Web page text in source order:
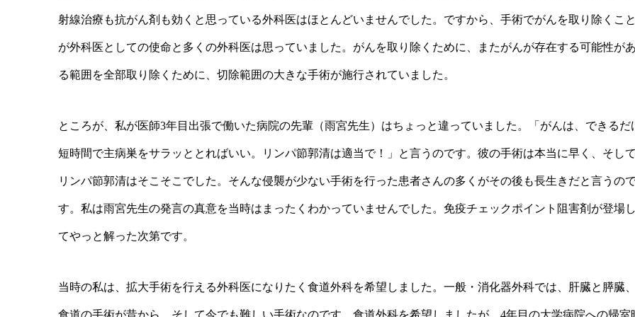
射線治療も抗がん剤も効くと思っている外科医はほとんどいませんでした。ですから、手術でがんを取り除くこと
が外科医としての使命と多くの外科医は思っていました。がんを取り除くために、またがんが存在する可能性があ
る範囲を全部取り除くために、切除範囲の大きな手術が施行されていました。
ところが、私が医師3年目出張で働いた病院の先輩（雨宮先生）はちょっと違っていました。「がんは、できるだ
短時間で主病巣をサラッととればいい。リンパ節郭清は適当で！」と言うのです。彼の手術は本当に早く、そして
リンパ節郭清はそこそこでした。そんな侵襲が少ない手術を行った患者さんの多くがその後も長生きだと言うの
す。私は雨宮先生の発言の真意を当時はまったくわかっていませんでした。免疫チェックポイント阻害剤が登場し
てやっと解った次第です。
当時の私は、拡大手術を行える外科医になりたく食道外科を希望しました。一般・消化器外科では、肝臓と膵臓、